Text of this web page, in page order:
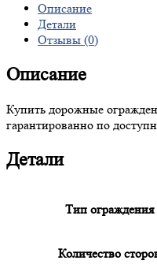
Описание
Детали
Отзывы (0)
Описание
Купить дорожные
гарантированно по
Детали
Тип ограждения
Количество